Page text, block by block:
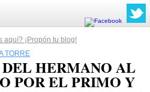
aquí? ¡Propón tu blog!
TORRE
HERMANO AL
POR EL PRIMO Y